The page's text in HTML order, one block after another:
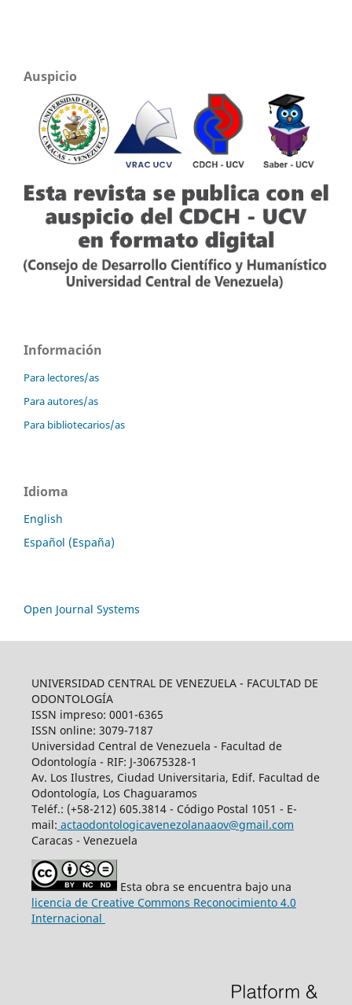
Auspicio
Información
Para lectores/as
Para autores/as
Para bibliotecarios/as
Idioma
English
Español (España)
Open Journal Systems
UNIVERSIDAD CENTRAL DE VENEZUELA - FACULTAD DE
ODONTOLOGÍA
ISSN impreso: 0001-6365
ISSN online: 3079-7187
Universidad Central de Venezuela - Facultad de
Odontología - RIF: J-30675328-1
Av. Los Ilustres, Ciudad Universitaria, Edif. Facultad de
Odontología, Los Chaguaramos
Teléf.: (+58-212) 605.3814 - Código Postal 1051 - E-
mail: actaodontologicavenezolanaaov@gmail.com
Caracas - Venezuela
Esta obra se encuentra bajo una
licencia de Creative Commons Reconocimiento 4.0
Internacional